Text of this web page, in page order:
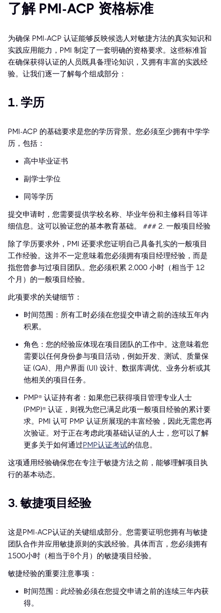
了解 PMI-ACP 资格标准
为确保 PMI-ACP 认证能够反映候选人对敏捷方法的真实知识和
实践应用能力，PMI 制定了一套明确的资格要求。这些标准旨
在确保获得认证的人员既具备理论知识，又拥有丰富的实践经
验。让我们逐一了解每个组成部分：
1. 学历
PMI-ACP 的基础要求是您的学历背景。您必须至少拥有中学学
历，包括：
高中毕业证书
副学士学位
同等学历
提交申请时，您需要提供学校名称、毕业年份和主修科目等详
细信息。这可以验证您的基本教育基础。 ### 2. 一般项目经验
除了学历要求外，PMI 还要求您证明自己具备扎实的一般项目
工作经验。这并不一定意味着您必须拥有项目经理经验，而是
指您曾参与过项目团队。您必须积累 2,000 小时（相当于 12
个月）的一般项目经验。
此项要求的关键细节：
时间范围：所有工时必须在您提交申请之前的连续五年内
积累。
角色：您的经验应体现在项目团队的工作中。这意味着您
需要以任何身份参与项目活动，例如开发、测试、质量保
证 (QA)、用户界面 (UI) 设计、数据库调优、业务分析或其
他相关的项目任务。
PMP® 认证持有者：如果您已获得项目管理专业人士
(PMP)® 认证，则视为您已满足此项一般项目经验的累计要
求。PMI 认可 PMP 认证所展现的丰富经验，因此无需您再
次验证。对于正在考虑此项基础认证的人士，您可以了解
更多关于如何通过PMP认证考试的信息。
这项通用经验确保您在专注于敏捷方法之前，能够理解项目执
行的基本动态。
3. 敏捷项目经验
这是PMI-ACP认证的关键组成部分。您需要证明您拥有与敏捷
团队合作并应用敏捷原则的实践经验。具体而言，您必须拥有
1500小时（相当于8个月）的敏捷项目经验。
敏捷经验的重要注意事项：
时间范围：此经验必须在您提交申请之前的连续三年内获
得。